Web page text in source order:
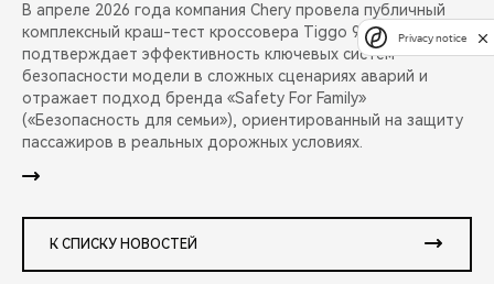
В апреле 2026 года компания Chery провела публичный
комплексный краш-тест кроссовера Tiggo 9. Испытание
подтверждает эффективность ключевых систем
безопасности модели в сложных сценариях аварий и
отражает подход бренда «Safety For Family»
(«Безопасность для семьи»), ориентированный на защиту
пассажиров в реальных дорожных условиях.
К СПИСКУ НОВОСТЕЙ
Privacy notice